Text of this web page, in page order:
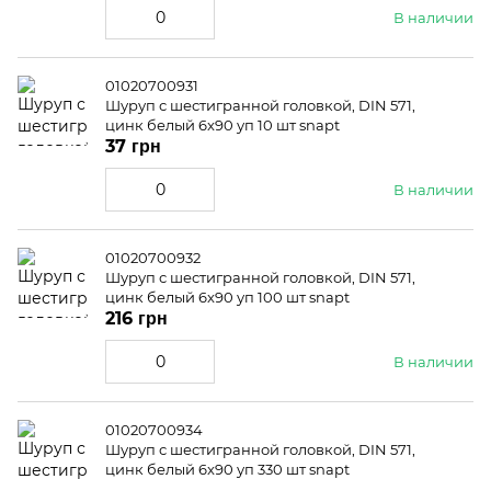
В наличии
01020700931
Шуруп с шестигранной головкой, DIN 571,
цинк белый 6x90 уп 10 шт snapt
В наличии
37 грн
01020700932
Шуруп с шестигранной головкой, DIN 571,
цинк белый 6x90 уп 100 шт snapt
В наличии
216 грн
01020700934
Шуруп с шестигранной головкой, DIN 571,
цинк белый 6x90 уп 330 шт snapt